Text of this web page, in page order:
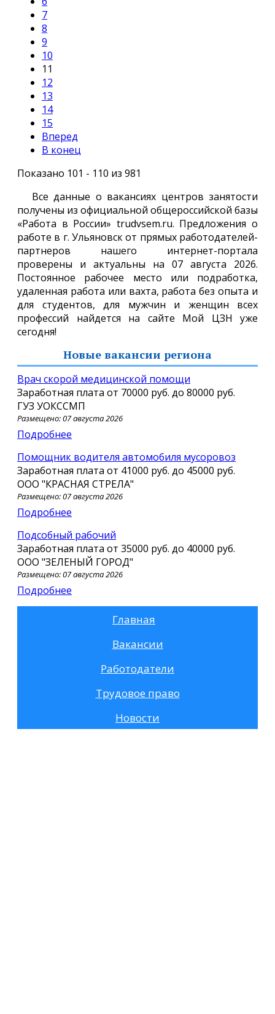
7
8
9
10
11
12
13
14
15
Вперед
В конец
Показано 101 - 110 из 981
Все данные о вакансиях центров занятости
получены из официальной общероссийской базы
«Работа в России» trudvsem.ru. Предложения о
работе в г. Ульяновск от прямых работодателей-
партнеров нашего интернет-портала
проверены и актуальны на 07 августа 2026.
Постоянное рабочее место или подработка,
удаленная работа или вахта, работа без опыта и
для студентов, для мужчин и женщин всех
профессий найдется на сайте Мой ЦЗН уже
сегодня!
Новые вакансии региона
врач скорой медицинской помощи
Заработная плата от 70000 руб. до 80000 руб.
ГУЗ УОКССМП
Размещено: 07 августа 2026
Подробнее
помощник водителя автомобиля мусоровоз
Заработная плата от 41000 руб. до 45000 руб.
ООО "КРАСНАЯ СТРЕЛА"
Размещено: 07 августа 2026
Подробнее
Подсобный рабочий
Заработная плата от 35000 руб. до 40000 руб.
ООО "ЗЕЛЕНЫЙ ГОРОД"
Размещено: 07 августа 2026
Подробнее
Главная
Вакансии
Работодатели
Трудовое право
Новости